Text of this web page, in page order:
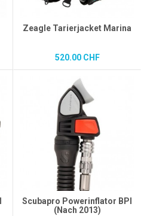
Zeagle Tarierjacket Marina
520.00 CHF
Scubapro Powerinflator BPI
(Nach 2013)